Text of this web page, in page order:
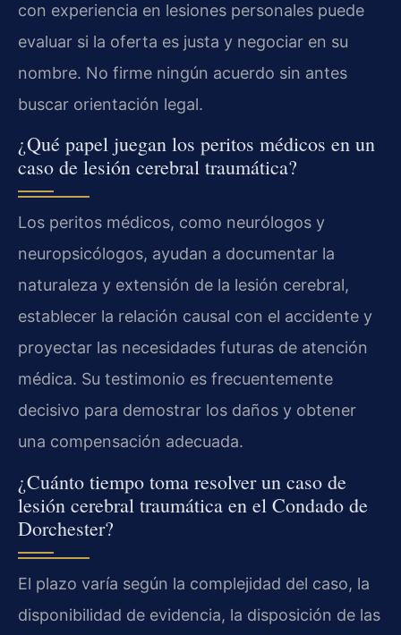
con experiencia en lesiones personales puede
evaluar si la oferta es justa y negociar en su
nombre. No firme ningún acuerdo sin antes
buscar orientación legal.
¿Qué papel juegan los peritos médicos en un
caso de lesión cerebral traumática?
Los peritos médicos, como neurólogos y
neuropsicólogos, ayudan a documentar la
naturaleza y extensión de la lesión cerebral,
establecer la relación causal con el accidente y
proyectar las necesidades futuras de atención
médica. Su testimonio es frecuentemente
decisivo para demostrar los daños y obtener
una compensación adecuada.
¿Cuánto tiempo toma resolver un caso de
lesión cerebral traumática en el Condado de
Dorchester?
El plazo varía según la complejidad del caso, la
disponibilidad de evidencia, la disposición de las